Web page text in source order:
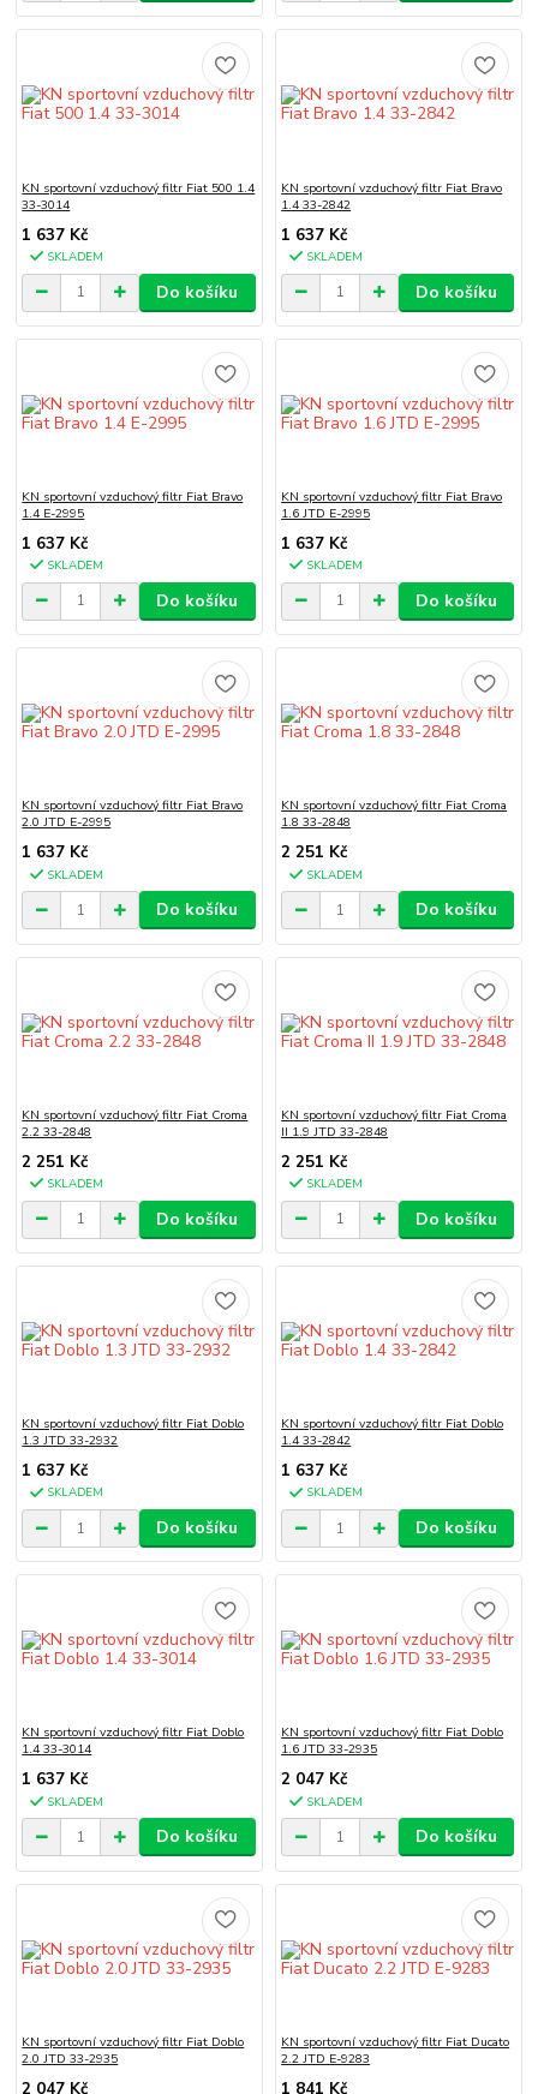
KN sportovní vzduchový filtr Fiat 500 1.4
33-3014
1 637 Kč
SKLADEM
Do košíku
KN sportovní vzduchový filtr Fiat Bravo
1.4 33-2842
1 637 Kč
SKLADEM
Do košíku
KN sportovní vzduchový filtr Fiat Bravo
1.4 E-2995
1 637 Kč
SKLADEM
Do košíku
KN sportovní vzduchový filtr Fiat Bravo
1.6 JTD E-2995
1 637 Kč
SKLADEM
Do košíku
KN sportovní vzduchový filtr Fiat Bravo
2.0 JTD E-2995
1 637 Kč
SKLADEM
Do košíku
KN sportovní vzduchový filtr Fiat Croma
1.8 33-2848
2 251 Kč
SKLADEM
Do košíku
KN sportovní vzduchový filtr Fiat Croma
2.2 33-2848
2 251 Kč
SKLADEM
Do košíku
KN sportovní vzduchový filtr Fiat Croma
II 1.9 JTD 33-2848
2 251 Kč
SKLADEM
Do košíku
KN sportovní vzduchový filtr Fiat Doblo
1.3 JTD 33-2932
1 637 Kč
SKLADEM
Do košíku
KN sportovní vzduchový filtr Fiat Doblo
1.4 33-2842
1 637 Kč
SKLADEM
Do košíku
KN sportovní vzduchový filtr Fiat Doblo
1.4 33-3014
1 637 Kč
SKLADEM
Do košíku
KN sportovní vzduchový filtr Fiat Doblo
1.6 JTD 33-2935
2 047 Kč
SKLADEM
Do košíku
KN sportovní vzduchový filtr Fiat Doblo
2.0 JTD 33-2935
2 047 Kč
KN sportovní vzduchový filtr Fiat Ducato
2.2 JTD E-9283
1 841 Kč